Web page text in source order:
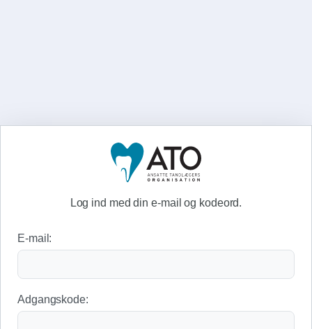
Log ind med din e-mail og kodeord.
E-mail:
Adgangskode: